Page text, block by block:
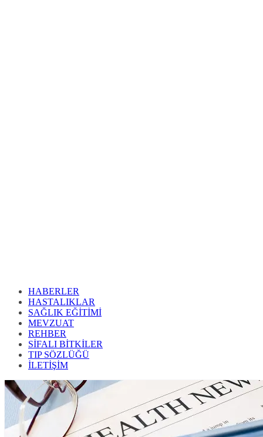
HABERLER
HASTALIKLAR
SAĞLIK EĞİTİMİ
MEVZUAT
REHBER
SİFALI BİTKİLER
TIP SÖZLÜĞÜ
İLETİŞİM